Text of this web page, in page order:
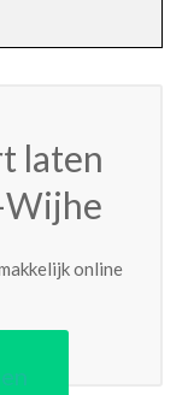
laten
Wijhe
online